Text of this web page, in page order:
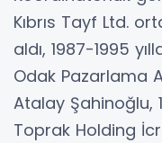
Kıbrıs Tayf Ltd.
aldı, 1987-1995
Odak Pazarlama
Atalay Şahinoğlu,
Toprak Holding